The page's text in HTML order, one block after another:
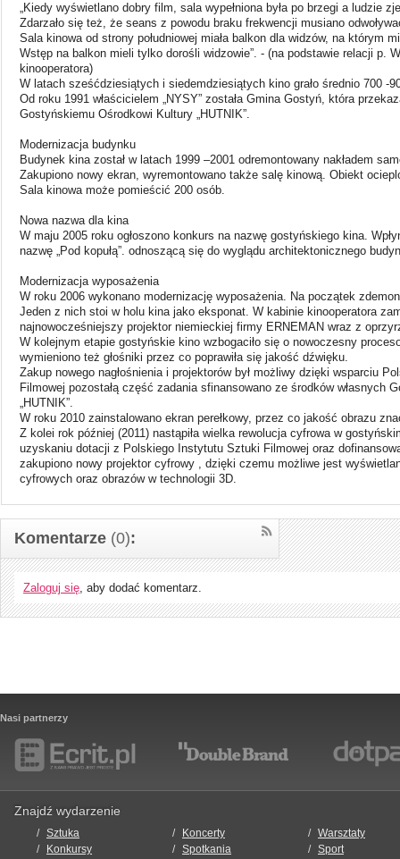
„Kiedy wyświetlano dobry film, sala wypełniona była po brzegi a ludzie
Zdarzało się też, że seans z powodu braku frekwencji musiano
Sala kinowa od strony południowej miała balkon dla widzów, na którym
Wstęp na balkon mieli tylko dorośli widzowie”. - (na podstawie relacji p.
kinooperatora)
W latach sześćdziesiątych i siedemdziesiątych kino grało średnio 700 -
Od roku 1991 właścicielem „NYSY” została Gmina Gostyń, która
Gostyńskiemu Ośrodkowi Kultury „HUTNIK”.
Modernizacja budynku
Budynek kina został w latach 1999 –2001 odremontowany nakładem
Zakupiono nowy ekran, wyremontowano także salę kinową. Obiekt
Sala kinowa może pomieścić 200 osób.
Nowa nazwa dla kina
W maju 2005 roku ogłoszono konkurs na nazwę gostyńskiego kina.
nazwę „Pod kopułą”. odnoszącą się do wyglądu architektonicznego
Modernizacja wyposażenia
W roku 2006 wykonano modernizację wyposażenia. Na początek
Jeden z nich stoi w holu kina jako eksponat. W kabinie kinooperatora
najnowocześniejszy projektor niemieckiej firmy ERNEMAN wraz z
W kolejnym etapie gostyńskie kino wzbogaciło się o nowoczesny
wymieniono też głośniki przez co poprawiła się jakość dźwięku.
Zakup nowego nagłośnienia i projektorów był możliwy dzięki wsparciu
Filmowej pozostałą część zadania sfinansowano ze środków własnych
„HUTNIK”.
W roku 2010 zainstalowano ekran perełkowy, przez co jakość obrazu
Z kolei rok później (2011) nastąpiła wielka rewolucja cyfrowa w
uzyskaniu dotacji z Polskiego Instytutu Sztuki Filmowej oraz
zakupiono nowy projektor cyfrowy , dzięki czemu możliwe jest
cyfrowych oraz obrazów w technologii 3D.
Komentarze (0):
Zaloguj się, aby dodać komentarz.
Nasi partnerzy
Znajdź wydarzenie
Sztuka Koncerty
Warsztaty
Konkursy
Spotkania
Sport